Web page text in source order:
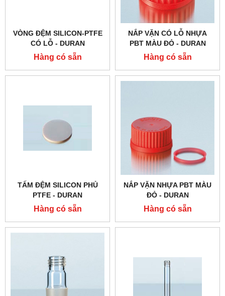
VÒNG ĐỆM SILICON-PTFE
CÓ LỖ - DURAN
Hàng có sẵn
NẮP VẶN CÓ LỖ NHỰA
PBT MÀU ĐỎ - DURAN
Hàng có sẵn
TẤM ĐỆM SILICON PHỦ
PTFE - DURAN
Hàng có sẵn
NẮP VẶN NHỰA PBT MÀU
ĐỎ - DURAN
Hàng có sẵn